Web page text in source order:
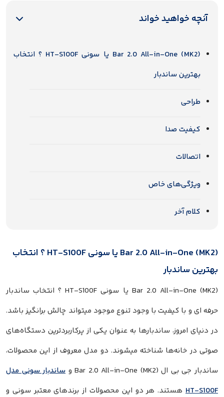
آنچه خواهید خواند
Bar 2.0 All-in-One (MK2) یا سونی HT-S100F ؟ انتخاب
بهترین ساندبار
طراحی
کیفیت صدا
اتصالات
ویژگی‌های خاص
کلام آخر
Bar 2.0 All-in-One (MK2) یا سونی HT-S100F ؟ انتخاب
بهترین ساندبار
Bar 2.0 All-in-One (MK2) یا سونی HT-S100F ؟ انتخاب ساندبار
حرفه ای و با کیفیت با وجود تنوع موجود میتواند چالش برانگیز باشد.
در دنیای امروز، ساندبارها به عنوان یکی از پرکاربردترین دستگاه‌های
صوتی در خانه‌ها شناخته میشوند. دو مدل معروف از این محصولات،
ساندبار جی بی ال Bar 2.0 All-in-One (MK2) و
ساندبار سونی مدل
HT-S100F هستند. هر دو این محصولات از برندهای معتبر سونی و